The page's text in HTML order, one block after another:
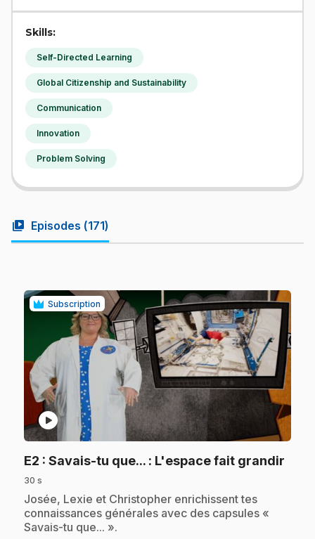
Skills:
Self-Directed Learning
Global Citizenship and Sustainability
Communication
Innovation
Problem Solving
video_library Episodes (171)
Subscription
play_circle
E2 : Savais-tu que... : L'espace fait grandir
30 s
.Josée, Lexie et Christopher enrichissent tes
connaissances générales avec des capsules «
Savais-tu que... ».